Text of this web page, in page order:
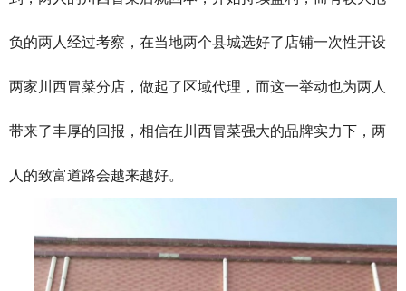
负的两人经过考察，在当地两个县城选好了店铺一次性开设
两家川西冒菜分店，做起了区域代理，而这一举动也为两人
带来了丰厚的回报，相信在川西冒菜强大的品牌实力下，两
人的致富道路会越来越好。